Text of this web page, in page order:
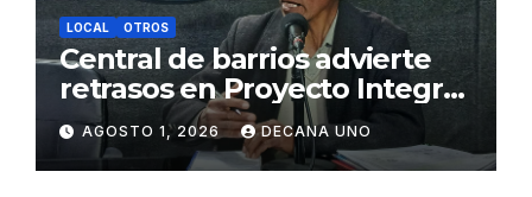
LOCAL OTROS
Central de barrios advierte
retrasos en Proyecto Integral
de Agua y Alcantarillado para
Juliaca
AGOSTO 1, 2026 DECANA UNO